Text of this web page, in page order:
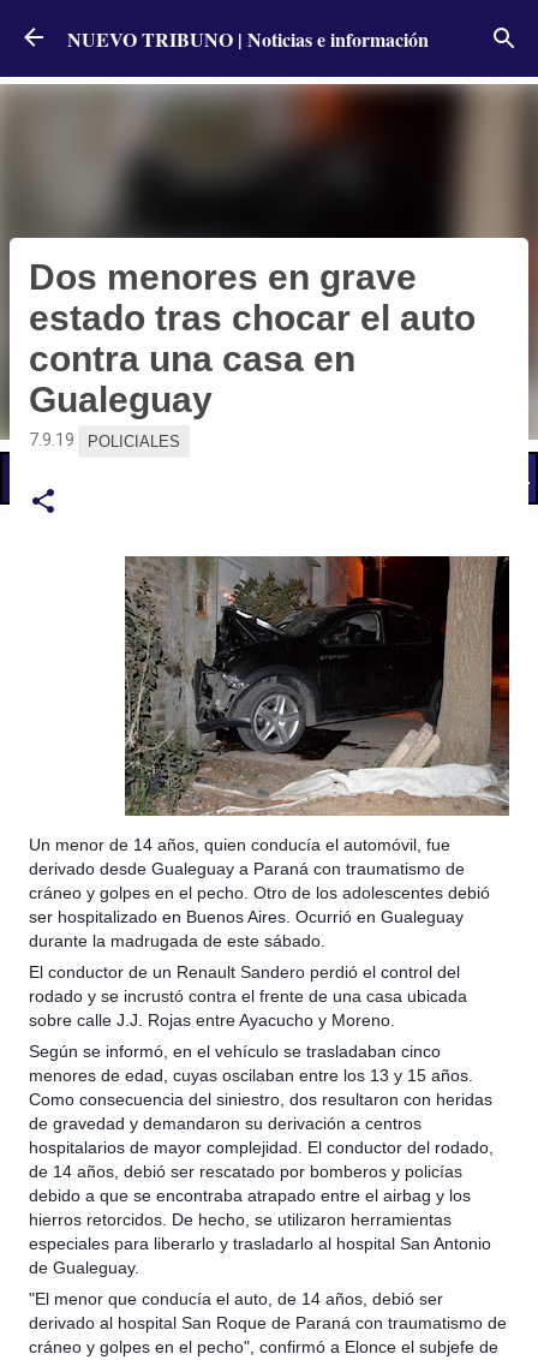
Ir al contenido principal
NUEVO TRIBUNO | Noticias e información
Dos menores en grave
estado tras chocar el auto
contra una casa en
Gualeguay
7.9.19 POLICIALES
Un menor de 14 años, quien conducía el automóvil, fue
derivado desde Gualeguay a Paraná con traumatismo de
cráneo y golpes en el pecho. Otro de los adolescentes debió
ser hospitalizado en Buenos Aires. Ocurrió en Gualeguay
durante la madrugada de este sábado.
El conductor de un Renault Sandero perdió el control del
rodado y se incrustó contra el frente de una casa ubicada
sobre calle J.J. Rojas entre Ayacucho y Moreno.
Según se informó, en el vehículo se trasladaban cinco
menores de edad, cuyas oscilaban entre los 13 y 15 años.
Como consecuencia del siniestro, dos resultaron con heridas
de gravedad y demandaron su derivación a centros
hospitalarios de mayor complejidad. El conductor del rodado,
de 14 años, debió ser rescatado por bomberos y policías
debido a que se encontraba atrapado entre el airbag y los
hierros retorcidos. De hecho, se utilizaron herramientas
especiales para liberarlo y trasladarlo al hospital San Antonio
de Gualeguay.
"El menor que conducía el auto, de 14 años, debió ser
derivado al hospital San Roque de Paraná con traumatismo de
cráneo y golpes en el pecho", confirmó a Elonce el subjefe de